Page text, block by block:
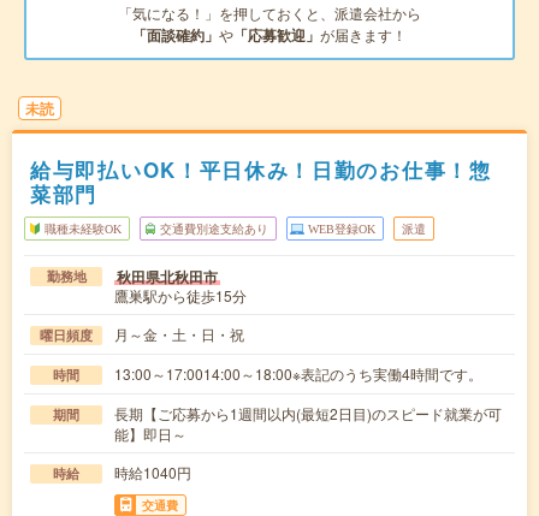
「気になる！」を押しておくと、派遣会社から
「面談確約」 や 「応募歓迎」 が届きます！
未読
給与即払いOK！平日休み！日勤のお仕事！惣
菜部門
職種未経験OK 交通費別途支給あり WEB登録OK 派遣
勤務地 秋田県北秋田市
鷹巣駅から徒歩15分
曜日頻度 月～金・土・日・祝
時間 13:00～17:0014:00～18:00※表記のうち実働4時間です。
期間
長期【ご応募から1週間以内(最短2日目)のスピード就業が可
能】即日～
時給 時給1040円
交通費